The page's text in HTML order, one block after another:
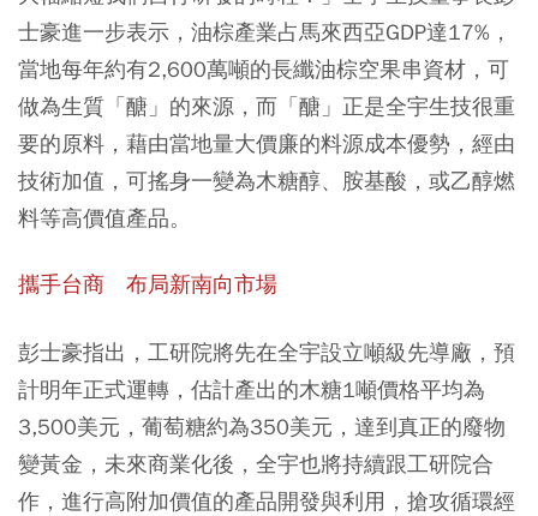
士豪進一步表示，油棕產業占馬來西亞GDP達17%，
當地每年約有2,600萬噸的長纖油棕空果串資材，可
做為生質「醣」的來源，而「醣」正是全宇生技很重
要的原料，藉由當地量大價廉的料源成本優勢，經由
技術加值，可搖身一變為木糖醇、胺基酸，或乙醇燃
料等高價值產品。
攜手台商 布局新南向市場
彭士豪指出，工研院將先在全宇設立噸級先導廠，預
計明年正式運轉，估計產出的木糖1噸價格平均為
3,500美元，葡萄糖約為350美元，達到真正的廢物
變黃金，未來商業化後，全宇也將持續跟工研院合
作，進行高附加價值的產品開發與利用，搶攻循環經